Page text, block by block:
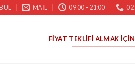
MAIL 09:00 - 21:00
FIYAT TEKLIFI ALMAK